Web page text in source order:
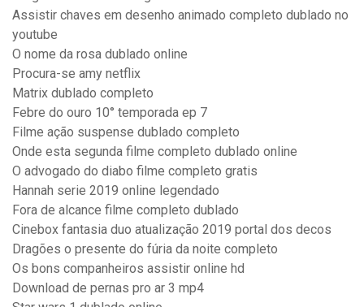
Assistir chaves em desenho animado completo dublado no
youtube
O nome da rosa dublado online
Procura-se amy netflix
Matrix dublado completo
Febre do ouro 10° temporada ep 7
Filme ação suspense dublado completo
Onde esta segunda filme completo dublado online
O advogado do diabo filme completo gratis
Hannah serie 2019 online legendado
Fora de alcance filme completo dublado
Cinebox fantasia duo atualização 2019 portal dos decos
Dragões o presente do fúria da noite completo
Os bons companheiros assistir online hd
Download de pernas pro ar 3 mp4